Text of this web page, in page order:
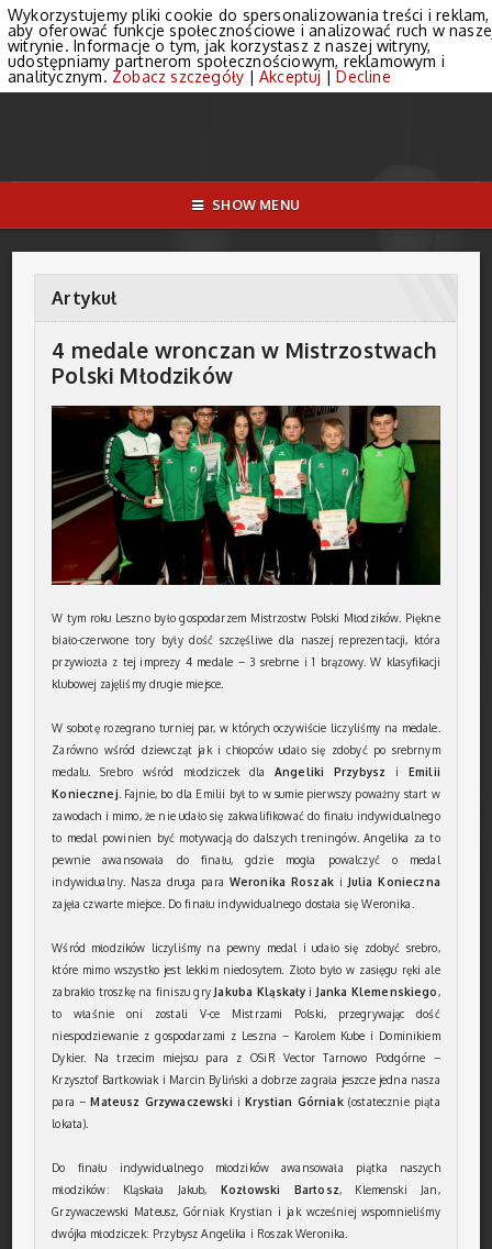
SHOW MENU
Artykuł
4 medale wronczan w Mistrzostwach
Polski Młodzików
W tym roku Leszno było gospodarzem Mistrzostw Polski Młodzików. Piękne
biało-czerwone tory były dość szczęśliwe dla naszej reprezentacji, która
przywiozła z tej imprezy 4 medale – 3 srebrne i 1 brązowy. W klasyfikacji
klubowej zajęliśmy drugie miejsce.
W sobotę rozegrano turniej par, w których oczywiście liczyliśmy na medale.
Zarówno wśród dziewcząt jak i chłopców udało się zdobyć po srebrnym
medalu. Srebro wśród młodziczek dla Angeliki Przybysz i Emilii
Koniecznej . Fajnie, bo dla Emilii był to w sumie pierwszy poważny start w
zawodach i mimo, że nie udało się zakwalifikować do finału indywidualnego
to medal powinien być motywacją do dalszych treningów. Angelika za to
pewnie awansowała do finału, gdzie mogła powalczyć o medal
indywidualny. Nasza druga para Weronika Roszaki Julia Konieczna
zajęła czwarte miejsce. Do finału indywidualnego dostała się Weronika.
Wśród młodzików liczyliśmy na pewny medal i udało się zdobyć srebro,
które mimo wszystko jest lekkim niedosytem. Złoto było w zasięgu ręki ale
zabrakło troszkę na finiszu gryJakuba Kląskały i Janka Klemenskiego,
to właśnie oni zostali V-ce Mistrzami Polski, przegrywając dość
niespodziewanie z gospodarzami z Leszna – Karolem Kube i Dominikiem
Dykier. Na trzecim miejscu para z OSiR Vector Tarnowo Podgórne –
Krzysztof Bartkowiak i Marcin Byliński a dobrze zagrała jeszcze jedna nasza
para –Mateusz Grzywaczewski iKrystian Górniak(ostatecznie piąta
lokata).
Do finału indywidualnego młodzików awansowała piątka naszych
młodzików: Kląskała Jakub,Kozłowski Bartosz, Klemenski Jan,
Grzywaczewski Mateusz, Górniak Krystian i jak wcześniej wspomnieliśmy
dwójka młodziczek: Przybysz Angelika i Roszak Weronika.
Wykorzystujemy pliki cookie do spersonalizowania treści i reklam,
aby oferować funkcje społecznościowe i analizować ruch w
witrynie. Informacje o tym, jak korzystasz z naszej witryny,
udostępniamy partnerom społecznościowym, reklamowym i
analitycznym. Zobacz szczegóły | Akceptuj |Decline